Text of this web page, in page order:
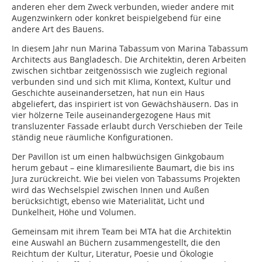
anderen eher dem Zweck verbunden, wieder andere mit
Augenzwinkern oder konkret beispielgebend für eine
andere Art des Bauens.
In diesem Jahr nun Marina Tabassum von Marina Tabassum
Architects aus Bangladesch. Die Architektin, deren Arbeiten
zwischen sichtbar zeitgenössisch wie zugleich regional
verbunden sind und sich mit Klima, Kontext, Kultur und
Geschichte auseinandersetzen, hat nun ein Haus
abgeliefert, das inspiriert ist von Gewächshäusern. Das in
vier hölzerne Teile auseinandergezogene Haus mit
transluzenter Fassade erlaubt durch Verschieben der Teile
ständig neue räumliche Konfigurationen.
Der Pavillon ist um einen halbwüchsigen Ginkgobaum
herum gebaut – eine klimaresiliente Baumart, die bis ins
Jura zurückreicht. Wie bei vielen von Tabassums Projekten
wird das Wechselspiel zwischen Innen und Außen
berücksichtigt, ebenso wie Materialität, Licht und
Dunkelheit, Höhe und Volumen.
Gemeinsam mit ihrem Team bei MTA hat die Architektin
eine Auswahl an Büchern zusammengestellt, die den
Reichtum der Kultur, Literatur, Poesie und Ökologie